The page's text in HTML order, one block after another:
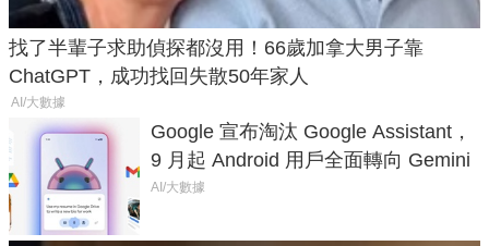
找了半輩子求助偵探都沒用！66歲加拿大男子靠
ChatGPT，成功找回失散50年家人
AI/大數據
Google 宣布淘汰 Google Assistant，
9 月起 Android 用戶全面轉向 Gemini
AI/大數據